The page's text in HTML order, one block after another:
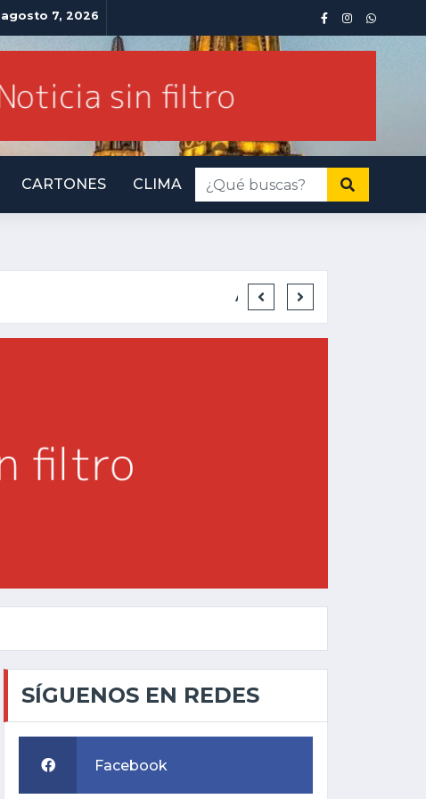
7, 2026
CARTONES CLIMA
IMPORTA
SÍGUENOS EN REDES
Facebook